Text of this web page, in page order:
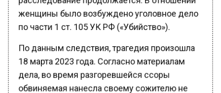
женщины было возбуждено уголовное дело
по части 1 ст. 105 УК РФ («Убийство»).
По данным следствия, трагедия произошла
18 марта 2023 года. Согласно материалам
дела, во время разгоревшейся ссоры
обвиняемая нанесла своему сожителю не